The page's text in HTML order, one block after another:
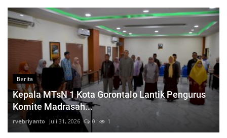
Berita
Kepala MTsN 1 Kota Gorontalo Lantik Pengurus
Komite Madrasah...
rvebriyanto Juli 31, 2026 0 1